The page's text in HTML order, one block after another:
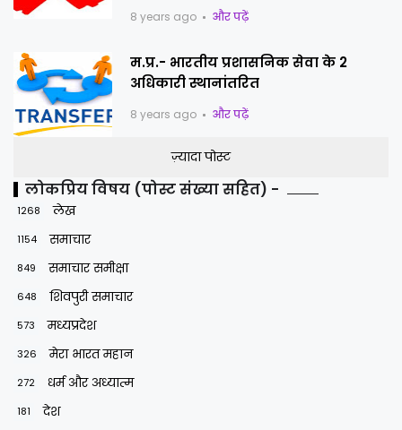
8 years ago और पढ़ें
म.प्र.- भारतीय प्रशासनिक सेवा के 2
अधिकारी स्थानांतरित
8 years ago और पढ़ें
ज़्यादा पोस्ट
लोकप्रिय विषय (पोस्ट संख्या सहित) -
1268 लेख
1154 समाचार
849 समाचार समीक्षा
648 शिवपुरी समाचार
573 मध्यप्रदेश
326 मेरा भारत महान
272 धर्म और अध्यात्म
181 देश